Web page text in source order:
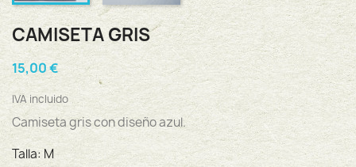
CAMISETA GRIS
15,00 €
IVA incluido
Camiseta gris con diseño azul.
Talla: M